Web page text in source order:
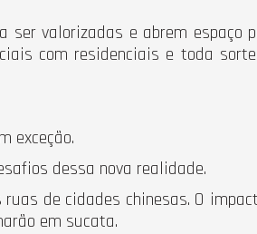
valorizadas e abrem espaço
com residenciais e toda
exceção.
dessa nova realidade.
de cidades chinesas. O
em sucata.